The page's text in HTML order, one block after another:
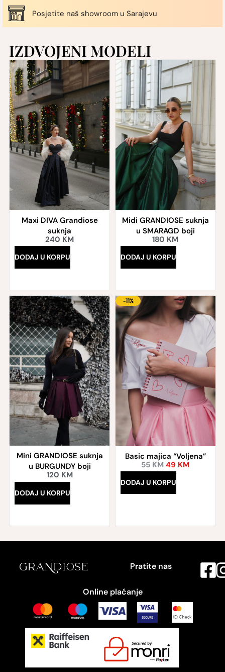
Posjetite naš showroom u Sarajevu
IZDVOJENI MODELI
Maxi DIVA Grandiose
suknja
240 KM
DODAJ U KORPU
Midi GRANDIOSE suknja
u SMARAGD boji
180 KM
DODAJ U KORPU
Mini GRANDIOSE suknja
u BURGUNDY boji
120 KM
DODAJ U KORPU
-11%
Basic majica “Voljena”
55KM 49 KM
DODAJ U KORPU
Pratite nas
Online plaćanje